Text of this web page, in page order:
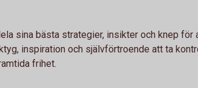
sina bästa strategier, insikter och knep för
inspiration och självförtroende att ta
frihet.